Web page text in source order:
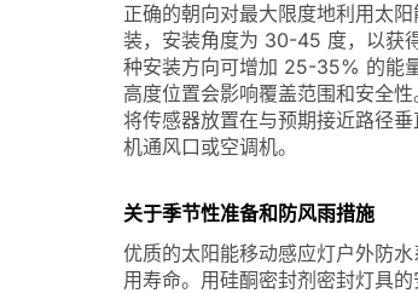
正确的朝向对最大限度地利用太
装，安装角度为 30-45 度，以获
种安装方向可增加 25-35% 的能量
高度位置会影响覆盖范围和安全
将传感器放置在与预期接近路径
机通风口或空调机。
关于季节性准备和防风雨措施
优质的太阳能移动感应灯户外防
用寿命。用硅酮密封剂密封灯具